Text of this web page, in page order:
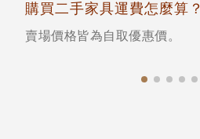
購買二手家具運費怎麼算？
賣場價格皆為自取優惠價。